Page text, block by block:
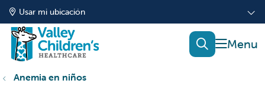
Usar mi ubicación
mostrar
buscar
Anemia en niños